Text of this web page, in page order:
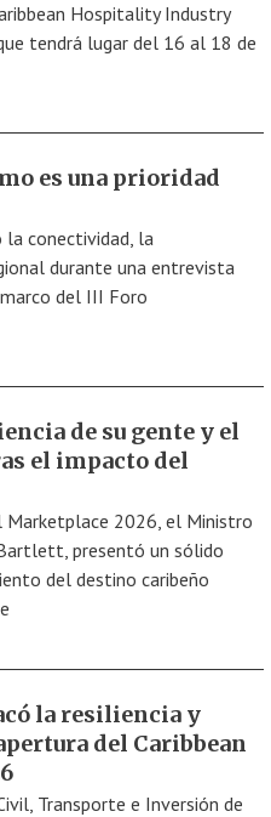
Hospitality Industry
tendrá lugar del 16 al 18 de
es una prioridad
la conectividad, la
durante una entrevista
del III Foro
de su gente y el
el impacto del
Marketplace 2026, el Ministro
presentó un sólido
del destino caribeño
la resiliencia y
del Caribbean
Transporte e Inversión de